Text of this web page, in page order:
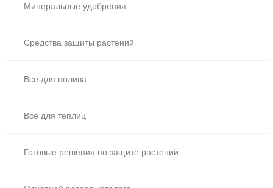
Минеральные удобрения
Средства защиты растений
Всё для полива
Всё для теплиц
Готовые решения по защите растений